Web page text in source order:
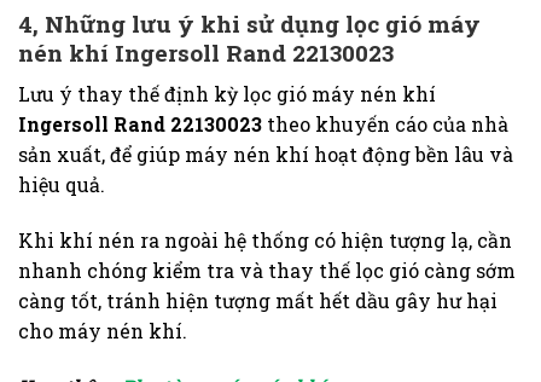
4, Những lưu ý khi sử dụng lọc gió máy
nén khí Ingersoll Rand 22130023
Lưu ý thay thế định kỳ lọc gió máy nén khí
Ingersoll Rand 22130023 theo khuyến cáo của nhà
sản xuất, để giúp máy nén khí hoạt động bền lâu và
hiệu quả.
Khi khí nén ra ngoài hệ thống có hiện tượng lạ, cần
nhanh chóng kiểm tra và thay thế lọc gió càng sớm
càng tốt, tránh hiện tượng mất hết dầu gây hư hại
cho máy nén khí.